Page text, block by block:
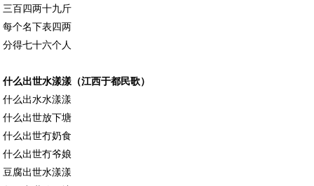
三百四两十九斤
每个名下表四两
分得七十六个人
什么出世水漾漾（江西于都民歌）
什么出水水漾漾
什么出世放下塘
什么出世冇奶食
什么出世冇爷娘
豆腐出世水漾漾